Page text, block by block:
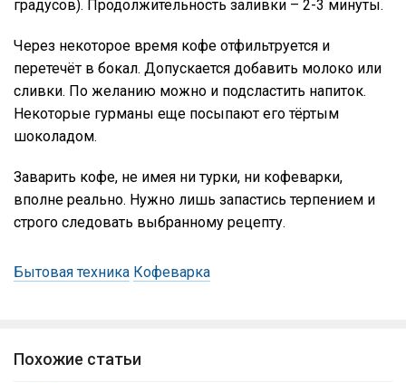
градусов). Продолжительность заливки – 2-3 минуты.
Через некоторое время кофе отфильтруется и
перетечёт в бокал. Допускается добавить молоко или
сливки. По желанию можно и подсластить напиток.
Некоторые гурманы еще посыпают его тёртым
шоколадом.
Заварить кофе, не имея ни турки, ни кофеварки,
вполне реально. Нужно лишь запастись терпением и
строго следовать выбранному рецепту.
Бытовая техника Кофеварка
Похожие статьи